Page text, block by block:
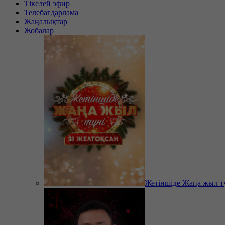
Тікелей эфир
Телебағдарлама
Жаңалықтар
Жобалар
Жетіншіде Жаңа жыл